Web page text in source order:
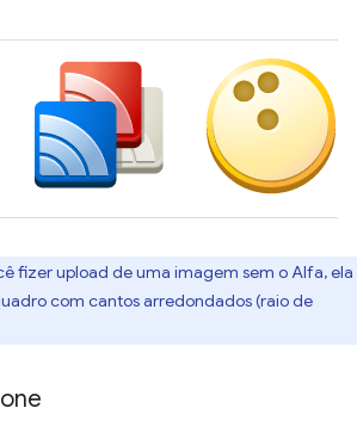
fizer upload de uma imagem sem o Alfa, ela
com cantos arredondados (raio de